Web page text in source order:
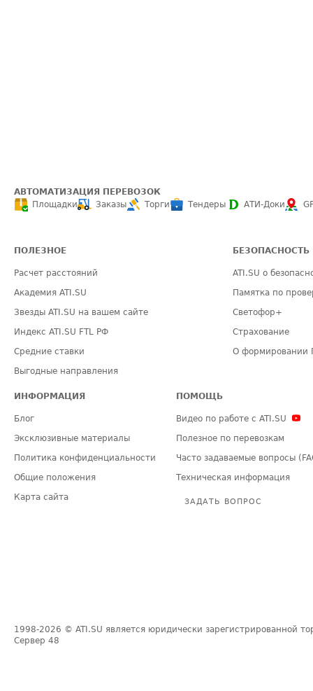
АВТОМАТИЗАЦИЯ ПЕРЕВОЗОК
Площадки
Заказы Торги Тендеры АТИ-Доки
ПОЛЕЗНОЕ
Расчет расстояний
Академия ATI.SU
Звезды ATI.SU на вашем сайте
Индекс ATI.SU FTL РФ
Средние ставки
Выгодные направления
БЕЗОПАСНОСТЬ
ATI.SU о
Памятка по
Светофор+
Страхование
О формировании
ИНФОРМАЦИЯ
Блог
Эксклюзивные материалы
Политика конфиденциальности
Общие положения
Карта сайта
ПОМОЩЬ
Видео по работе с ATI.SU
Полезное по перевозкам
Часто задаваемые вопросы
Техническая информация
ЗАДАТЬ ВОПРОС
1998-2026 © ATI.SU является юридически зарегистрированной
Сервер 48